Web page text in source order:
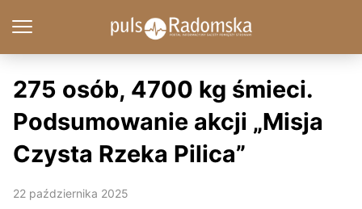
275 osób, 4700 kg śmieci.
Podsumowanie akcji „Misja
Czysta Rzeka Pilica”
22 października 2025